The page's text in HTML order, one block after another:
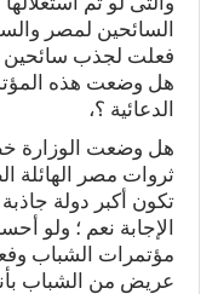
السائحين لمصر
فعلت لجذب سائحين
هل وضعت هذه
الدعائية ؟،
هل وضعت الوزارة
ثروات مصر الهائلة
تكون أكبر دولة
الإجابة نعم ؛ ولو
مؤتمرات الشباب
عريض من الشباب